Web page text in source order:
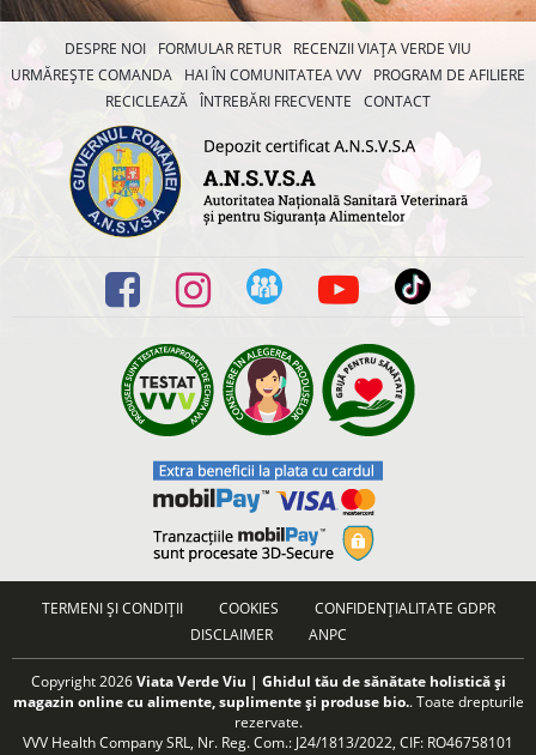
DESPRE NOI FORMULAR RETUR
RECENZII VIAȚA VERDE VIU
URMĂREȘTE COMANDA
HAI ÎN COMUNITATEA VVV
PROGRAM DE AFILIERE
RECICLEAZĂ ÎNTREBĂRI FRECVENTE CONTACT
TERMENI ȘI CONDIȚII COOKIES
CONFIDENȚIALITATE GDPR
DISCLAIMER
ANPC
Copyright 2026Viata Verde Viu | Ghidul tău de sănătate holistică și
magazin online cu alimente, suplimente și produse bio.. Toate drepturile
rezervate.
VVV Health Company SRL, Nr. Reg. Com.: J24/1813/2022, CIF: RO46758101